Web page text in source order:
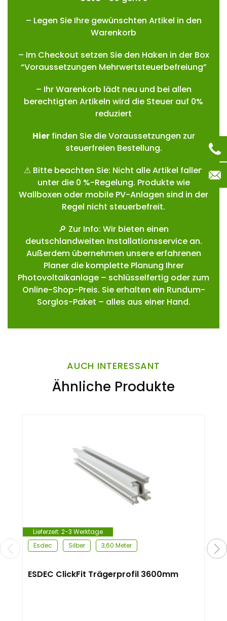
– Legen Sie Ihre gewünschten Artikel in den
Warenkorb
– Im Checkout setzen Sie den Haken in der Box
“Voraussetzungen Mehrwertsteuerbefreiung”
– Ihr Warenkorb lädt neu und bei allen
berechtigten Artikeln wird die Steuer auf 0%
reduziert
Hierfinden Sie die Voraussetzungen zur
steuerfreien Bestellung.
⚠ Bitte beachten Sie: Nicht alle Artikel fallen
unter die 0 %-Regelung. Produkte wie
Wallboxen oder mobile PV-Anlagen sind in der
Regel nicht steuerbefreit.
🔎 Zur Info: Wir bieten einen
deutschlandweiten Installationsservice an.
Außerdem übernehmen unsere erfahrenen
Planer die komplette Planung Ihrer
Photovoltaikanlage – schlüsselfertig oder zum
Online-Shop-Preis. Sie erhalten ein Rundum-
Sorglos-Paket – alles aus einer Hand.
AUCH INTERESSANT
Ähnliche Produkte
Lieferzeit: 2-3 Werktage
Esdec
Silber 3,60 Meter
ESDEC ClickFit Trägerprofil 3600mm